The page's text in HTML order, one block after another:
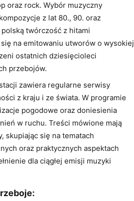
oraz rock. Wybór muzyczny
z lat 80., 90. oraz
twórczość z hitami
na emitowaniu utworów o wysokiej
ostatnich dziesięcioleci
przebojów.
zawiera regularne serwisy
z kraju i ze świata. W programie
pogodowe oraz doniesienia
w ruchu. Treści mówione mają
skupiając się na tematach
oraz praktycznych aspektach
dla ciągłej emisji muzyki